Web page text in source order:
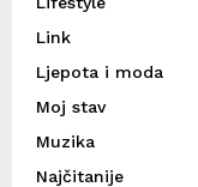
Link
Ljepota i moda
Moj stav
Muzika
Najčitanije